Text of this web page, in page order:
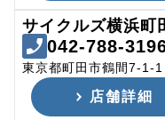
サイクルズ横浜町
042-788-
東京都町田市鶴間7-1-1
店舗詳細